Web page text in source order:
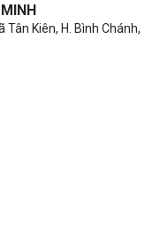
Kiên, H. Bình Chánh,